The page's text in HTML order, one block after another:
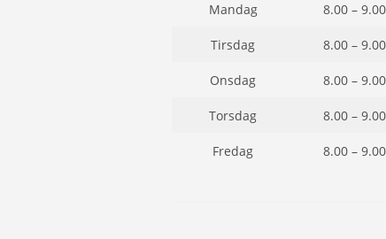
Mandag 8.00 – 9.00
Tirsdag 8.00 – 9.00
Onsdag 8.00 – 9.00
Torsdag 8.00 – 9.00
Fredag 8.00 – 9.00